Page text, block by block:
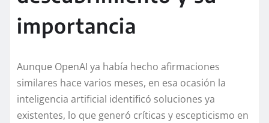
importancia
Aunque OpenAI ya había hecho afirmaciones
similares hace varios meses, en esa ocasión la
inteligencia artificial identificó soluciones ya
existentes, lo que generó críticas y escepticismo en